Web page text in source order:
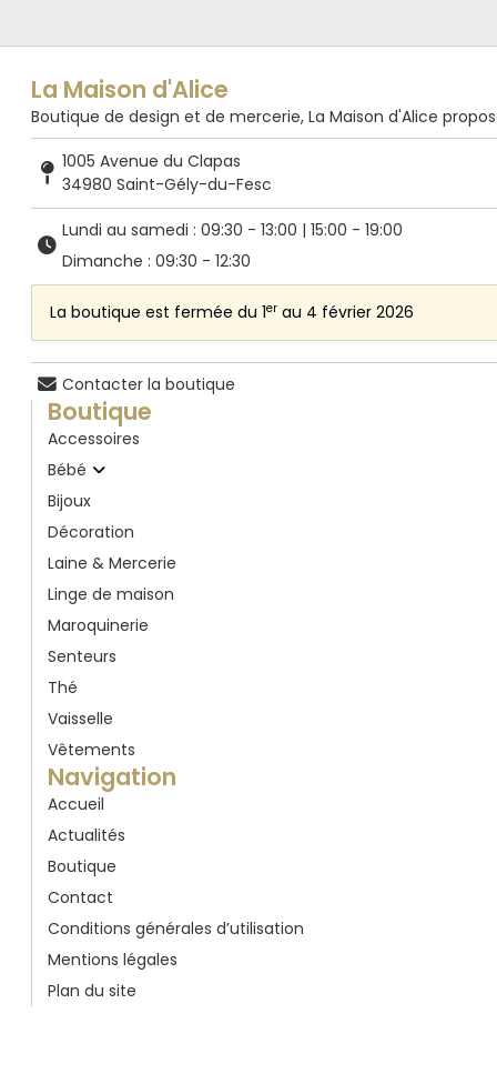
La Maison d'Alice
Boutique de design et de mercerie, La Maison d'Alice
1005 Avenue du Clapas
34980 Saint-Gély-du-Fesc
Lundi au samedi : 09:30 - 13:00 | 15:00 - 19:00
Dimanche : 09:30 - 12:30
La boutique est fermée du 1er au 4 février 2026
Contacter la boutique
Boutique
Accessoires
Bébé
Bijoux
Décoration
Laine & Mercerie
Linge de maison
Maroquinerie
Senteurs
Thé
Vaisselle
Vêtements
Navigation
Accueil
Actualités
Boutique
Contact
Conditions générales d’utilisation
Mentions légales
Plan du site